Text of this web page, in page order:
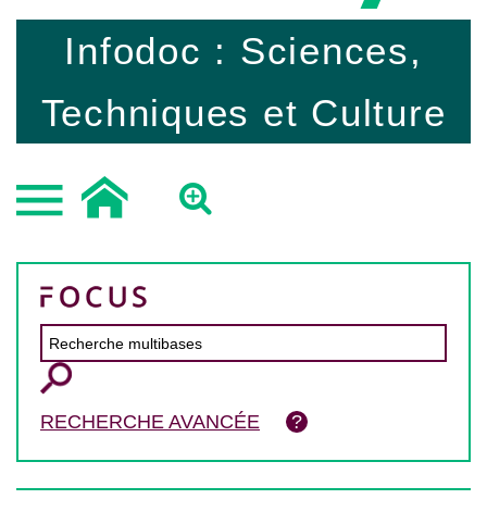
Infodoc : Sciences,
Techniques et Culture
RECHERCHE AVANCÉE